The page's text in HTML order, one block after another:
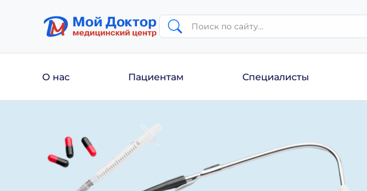
О нас Пациентам Специалисты